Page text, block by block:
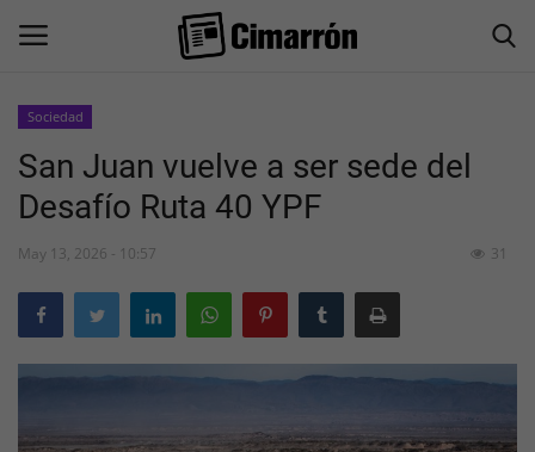
Inicio
San Juan
Información General
Sociedad
San Juan vuelve a ser sede del
Desafío Ruta 40 YPF
May 13, 2026 - 10:57 31